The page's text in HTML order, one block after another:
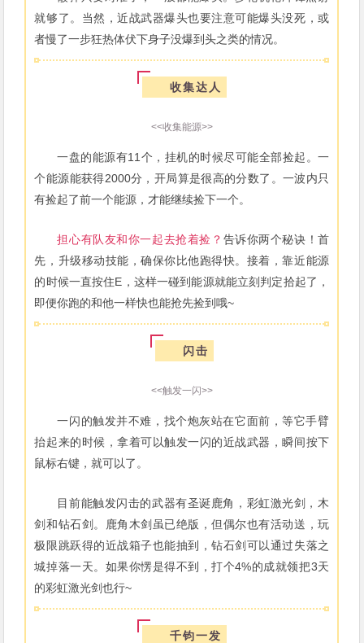
就够了。当然，近战武器爆头也要注意可能爆头没死，或
者慢了一步狂热体伏下身子没爆到头之类的情况。
收集达人
<<收集能源>>
一盘的能源有11个，挂机的时候尽可能全部捡起。一
个能源能获得2000分，开局算是很高的分数了。一波内只
有捡起了前一个能源，才能继续捡下一个。
担心有队友和你一起去抢着捡？ 告诉你两个秘诀！首
先，升级移动技能，确保你比他跑得快。接着，靠近能源
的时候一直按住E，这样一碰到能源就能立刻判定拾起了，
即便你跑的和他一样快也能抢先捡到哦~
闪击
<<触发一闪>>
一闪的触发并不难，找个炮灰站在它面前，等它手臂
抬起来的时候，拿着可以触发一闪的近战武器，瞬间按下
鼠标右键，就可以了。
目前能触发闪击的武器有圣诞鹿角，彩虹激光剑，木
剑和钻石剑。鹿角木剑虽已绝版，但偶尔也有活动送，玩
极限跳跃得的近战箱子也能抽到，钻石剑可以通过失落之
城掉落一天。如果你愣是得不到，打个4%的成就领把3天
的彩虹激光剑也行~
千钧一发